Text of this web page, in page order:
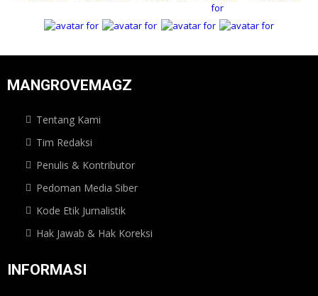
MANGROVEMAGZ
Tentang Kami
Tim Redaksi
Penulis & Kontributor
Pedoman Media Siber
Kode Etik Jurnalistik
Hak Jawab & Hak Koreksi
INFORMASI